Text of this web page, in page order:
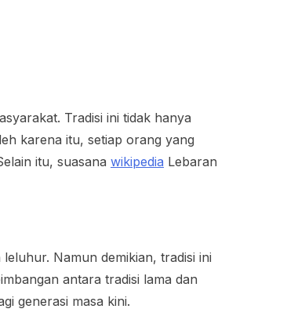
Tradisi ini tidak hanya
karena itu, setiap orang yang
itu, suasana wikipedia Lebaran
Namun demikian, tradisi ini
antara tradisi lama dan
generasi masa kini.